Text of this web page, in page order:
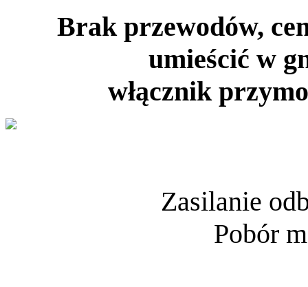
Brak przewodów,
umieścić w
włącznik
Zasilanie
Pobór